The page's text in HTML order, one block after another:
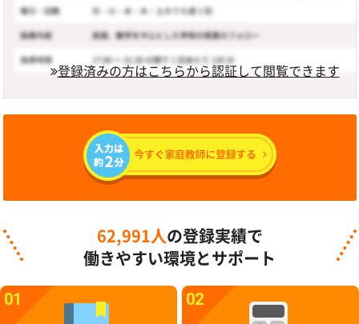
登録済みの方はこちらから認証して閲覧できます
62,991人 の登録実績で
働きやすい環境とサポート
01 02